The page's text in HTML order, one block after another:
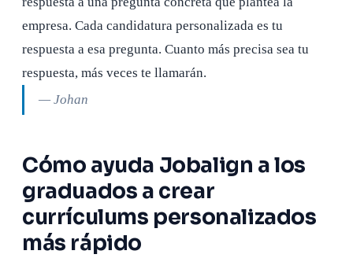
empresa. Cada candidatura personalizada es tu
respuesta a esa pregunta. Cuanto más precisa sea tu
respuesta, más veces te llamarán.
— Johan
Cómo ayuda Jobalign a los
graduados a crear
currículums personalizados
más rápido